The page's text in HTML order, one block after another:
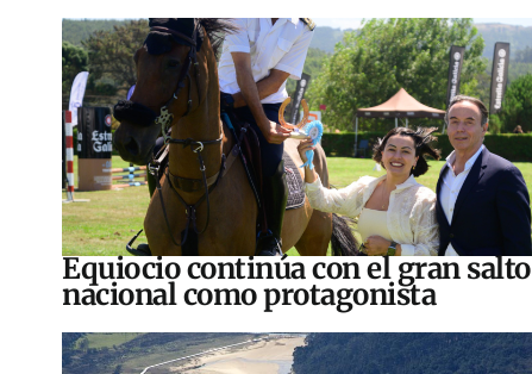
Equiocio continúa con el gran salto
nacional como protagonista